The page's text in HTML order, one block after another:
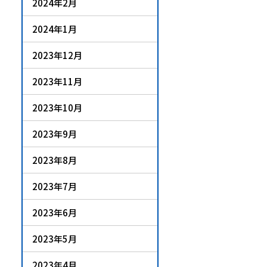
2024年1月
2023年12月
2023年11月
2023年10月
2023年9月
2023年8月
2023年7月
2023年6月
2023年5月